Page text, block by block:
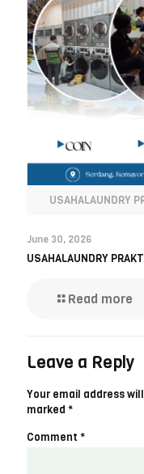
USAHALAUNDRY
June 30, 2026
USAHALAUNDRY
Read more
Leave a Reply
Your email address
marked *
Comment *